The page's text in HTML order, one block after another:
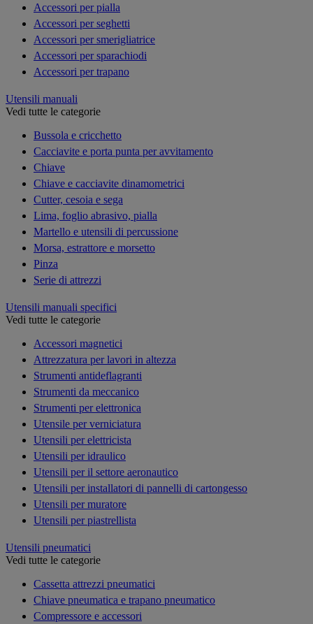
Accessori per pialla
Accessori per seghetti
Accessori per smerigliatrice
Accessori per sparachiodi
Accessori per trapano
Utensili manuali
Vedi tutte le categorie
Bussola e cricchetto
Cacciavite e porta punta per avvitamento
Chiave
Chiave e cacciavite dinamometrici
Cutter, cesoia e sega
Lima, foglio abrasivo, pialla
Martello e utensili di percussione
Morsa, estrattore e morsetto
Pinza
Serie di attrezzi
Utensili manuali specifici
Vedi tutte le categorie
Accessori magnetici
Attrezzatura per lavori in altezza
Strumenti antideflagranti
Strumenti da meccanico
Strumenti per elettronica
Utensile per verniciatura
Utensili per elettricista
Utensili per idraulico
Utensili per il settore aeronautico
Utensili per installatori di pannelli di cartongesso
Utensili per muratore
Utensili per piastrellista
Utensili pneumatici
Vedi tutte le categorie
Cassetta attrezzi pneumatici
Chiave pneumatica e trapano pneumatico
Compressore e accessori